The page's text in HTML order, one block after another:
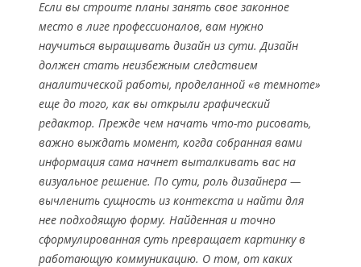
Если вы строите планы занять свое законное
место в лиге профессионалов, вам нужно
научиться выращивать дизайн из сути. Дизайн
должен стать неизбежным следствием
аналитической работы, проделанной «в темноте»
еще до того, как вы открыли графический
редактор. Прежде чем начать что-то рисовать,
важно выждать момент, когда собранная вами
информация сама начнет выталкивать вас на
визуальное решение. По сути, роль дизайнера —
вычленить сущность из контекста и найти для
нее подходящую форму. Найденная и точно
сформулированная суть превращает картинку в
работающую коммуникацию. О том, от каких